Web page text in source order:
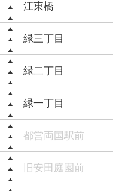
江東橋
緑三丁目
緑二丁目
緑一丁目
都営両国駅前
旧安田庭園前